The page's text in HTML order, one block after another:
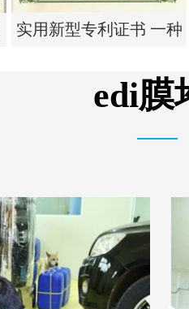
实用新型专利证书 一种
单边过滤流畅基板
edi膜